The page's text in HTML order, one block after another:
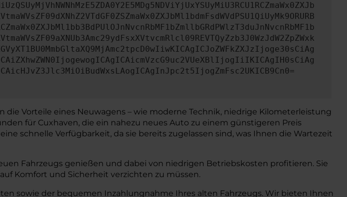
die Vorteile eines Neuwagens – wie moderne Technik, niedrige Kilometerleistung
für Cuxhaven, die ein nahezu neues Auto zu einem günstigeren Preis
schnelle Verfügbarkeit, da sie bereits zugelassen sind, was Ihnen die Wartezeit
Fahrzeugs genießen und dabei von niedrigen Betriebskosten profitieren. Sie
Komfort und Sicherheit verzichten zu müssen.
sowie der bequemen Inzahlungnahme Ihres alten Fahrzeugs. Wir bieten Ihnen